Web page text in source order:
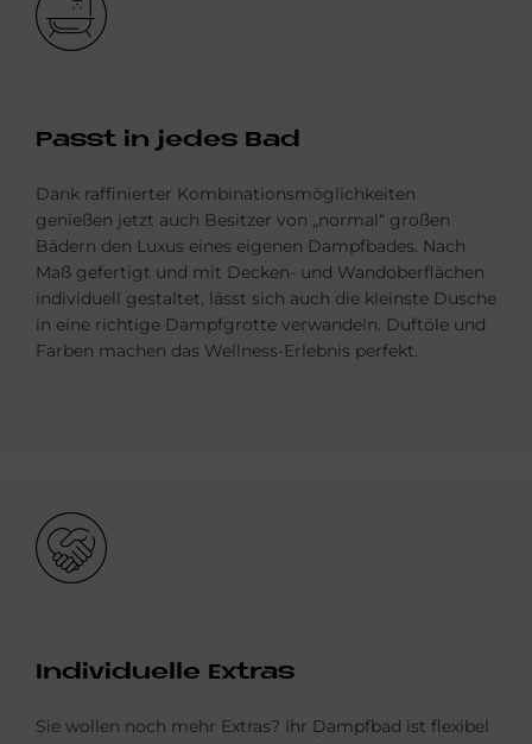
Passt in je­des Bad
Dank raffinierter Kombinationsmöglichkeiten
genießen jetzt auch Besitzer von „normal“ großen
Bädern den Luxus eines eigenen Dampfbades. Nach
Maß gefertigt und mit Decken- und Wandoberflächen
individuell gestaltet, lässt sich auch die kleinste Dusche
in eine richtige Dampfgrotte verwandeln. Duftöle und
Farben machen das Wellness-Erlebnis perfekt.
Bild
In­di­vi­du­el­le Ex­tras
Sie wollen noch mehr Extras? Ihr Dampfbad ist flexibel